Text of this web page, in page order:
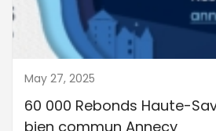
May 27, 2025
60 000 Rebonds Haute-
bien commun Annecy